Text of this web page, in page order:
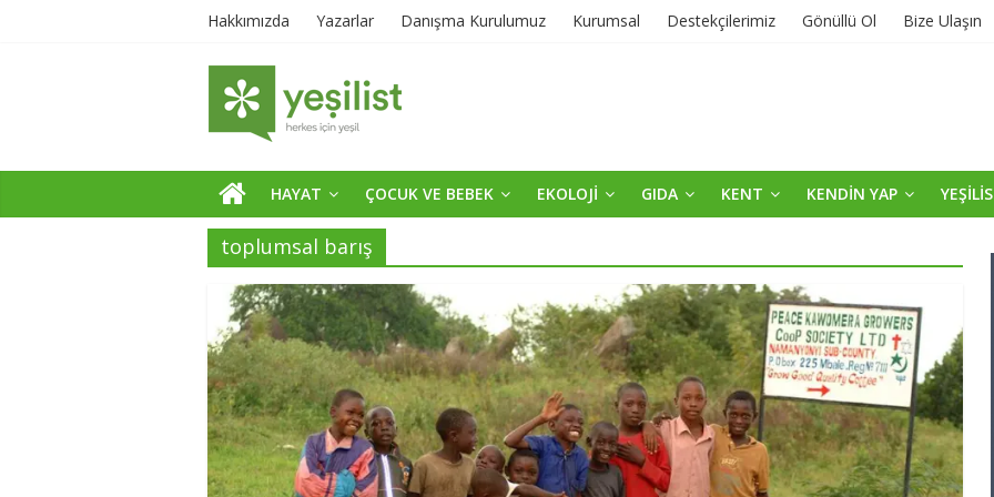
Hakkımızda Yazarlar Danışma Kurulumuz Kurumsal Destekçilerimiz Gönüllü Ol Bize Ulaşın
HAYAT ÇOCUK VE BEBEK EKOLOJİ GIDA KENT KENDİN YAP
toplumsal barış